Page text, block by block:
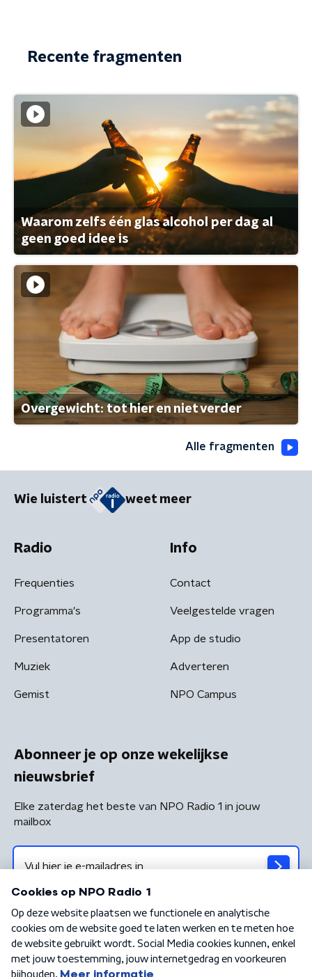
Recente fragmenten
Waarom zelfs één glas alcohol per dag al
geen goed idee is
Overgewicht: tot hier en niet verder
Alle fragmenten
Wie luistert weet meer
Radio
Frequenties
Programma's
Presentatoren
Muziek
Gemist
Info
Contact
Veelgestelde vragen
App de studio
Adverteren
NPO Campus
Abonneer je op onze wekelijkse
nieuwsbrief
Elke zaterdag het beste van NPO Radio 1 in jouw
mailbox
Algemene voorwaarden